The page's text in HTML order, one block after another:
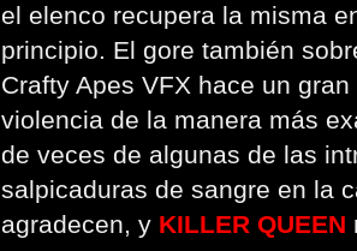
el elenco recupera la misma
principio. El gore también
Crafty Apes VFX hace un
violencia de la manera más
de veces de algunas de las
salpicaduras de sangre en la
agradecen, y KILLER QUEEN